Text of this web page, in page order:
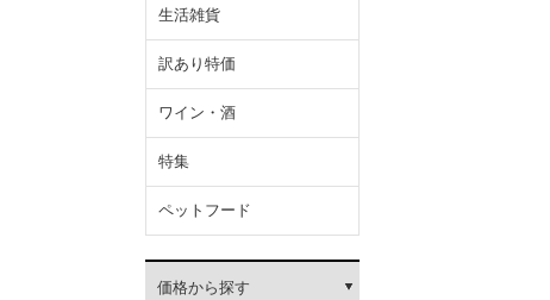
生活雑貨
訳あり特価
ワイン・酒
特集
ペットフード
価格から探す